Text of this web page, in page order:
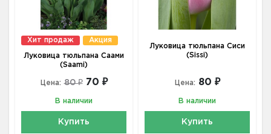
Хит продаж Акция
Луковица тюльпана Саами
(Saami)
Цена: 80 ₽ 70 ₽
В наличии
Купить
Луковица тюльпана Сиси
(Sissi)
Цена: 80 ₽
В наличии
Купить